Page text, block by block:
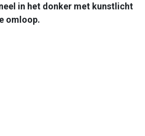
in het donker met kunstlicht
omloop.